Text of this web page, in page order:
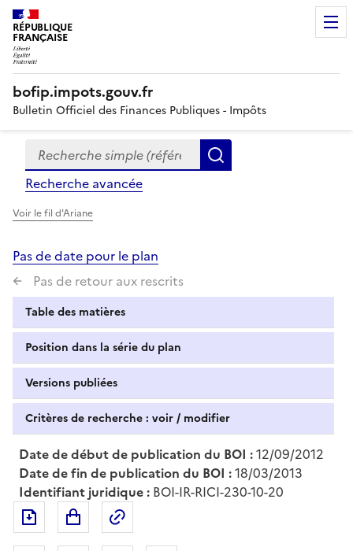
RÉPUBLIQUE
FRANÇAISE
bofip.impots.gouv.fr
Bulletin Officiel des Finances Publiques - Impôts
Formulaire
de
recherche
Recherche simple (références, mots clés, partie du
Recherche avancée
Voir le fil d'Ariane
Pas de date pour le plan
Pas de retour aux rescrits
Table des matières
Position dans la série du plan
Versions publiées
Critères de recherche : voir / modifier
Date de début de publication du BOI :12/09/2012
Date de fin de publication du BOI :18/03/2013
Identifiant juridique : BOI-IR-RICI-230-10-20
Exporter le document au format pdf